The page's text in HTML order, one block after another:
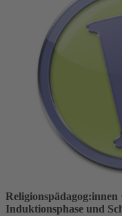
Religionspädagog:innen
Induktionsphase und